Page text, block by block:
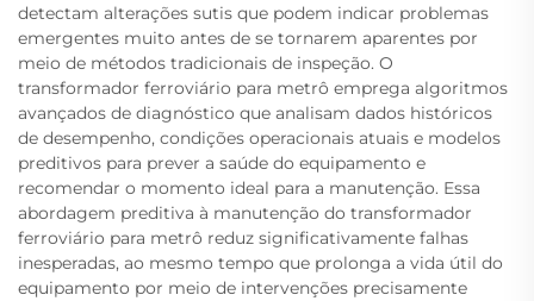
detectam alterações sutis que podem indicar problemas
emergentes muito antes de se tornarem aparentes por
meio de métodos tradicionais de inspeção. O
transformador ferroviário para metrô emprega algoritmos
avançados de diagnóstico que analisam dados históricos
de desempenho, condições operacionais atuais e modelos
preditivos para prever a saúde do equipamento e
recomendar o momento ideal para a manutenção. Essa
abordagem preditiva à manutenção do transformador
ferroviário para metrô reduz significativamente falhas
inesperadas, ao mesmo tempo que prolonga a vida útil do
equipamento por meio de intervenções precisamente